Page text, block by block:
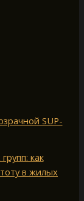
SUP-
как
в жилых